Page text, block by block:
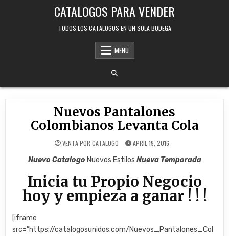
CATALOGOS PARA VENDER
TODOS LOS CATALOGOS EN UN SOLA BODEGA
MENU
Nuevos Pantalones
Colombianos Levanta Cola
VENTA POR CATALOGO
APRIL 19, 2016
Nuevo Catalogo Nuevos Estilos Nueva Temporada
Inicia tu Propio Negocio
hoy y empieza a ganar ! ! !
[iframe
src=”https://catalogosunidos.com/Nuevos_Pantalones_Col